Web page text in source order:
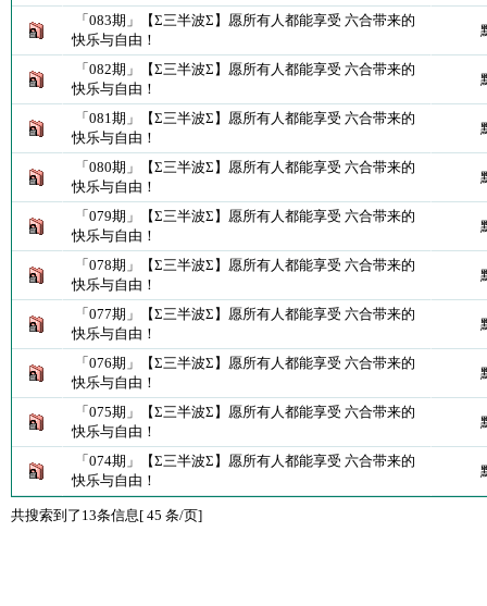
「083期」【Σ三半波Σ】愿所有人都能享受 六合带来的
快乐与自由！
「082期」【Σ三半波Σ】愿所有人都能享受 六合带来的
快乐与自由！
「081期」【Σ三半波Σ】愿所有人都能享受 六合带来的
快乐与自由！
「080期」【Σ三半波Σ】愿所有人都能享受 六合带来的
快乐与自由！
「079期」【Σ三半波Σ】愿所有人都能享受 六合带来的
快乐与自由！
「078期」【Σ三半波Σ】愿所有人都能享受 六合带来的
快乐与自由！
「077期」【Σ三半波Σ】愿所有人都能享受 六合带来的
快乐与自由！
「076期」【Σ三半波Σ】愿所有人都能享受 六合带来的
快乐与自由！
「075期」【Σ三半波Σ】愿所有人都能享受 六合带来的
快乐与自由！
「074期」【Σ三半波Σ】愿所有人都能享受 六合带来的
快乐与自由！
共搜索到了13条信息[ 45 条/页]